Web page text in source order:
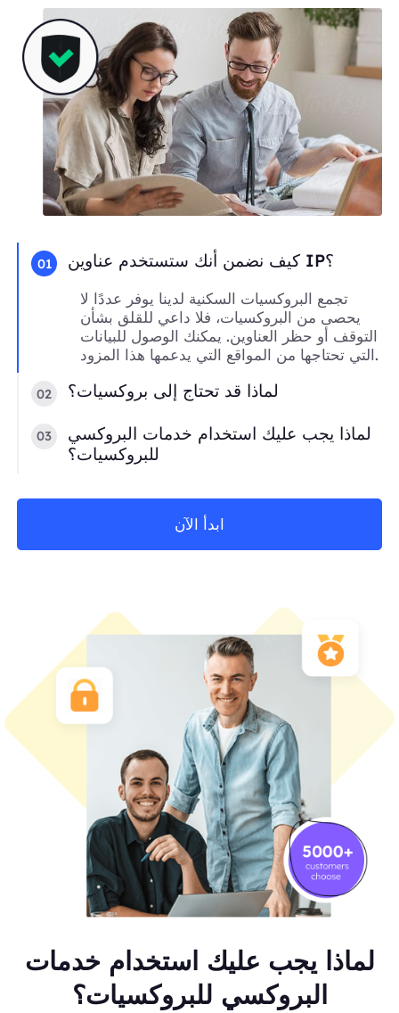
01 كيف نضمن أنك ستستخدم عناوين IP؟
تجمع البروكسيات السكنية لدينا يوفر عددًا لا
يحصى من البروكسيات، فلا داعي للقلق بشأن
التوقف أو حظر العناوين. يمكنك الوصول للبيانات
التي تحتاجها من المواقع التي يدعمها هذا المزود.
02 لماذا قد تحتاج إلى بروكسيات؟
03
لماذا يجب عليك استخدام خدمات البروكسي
للبروكسيات؟
ابدأ الآن
لماذا يجب عليك استخدام خدمات
البروكسي للبروكسيات؟